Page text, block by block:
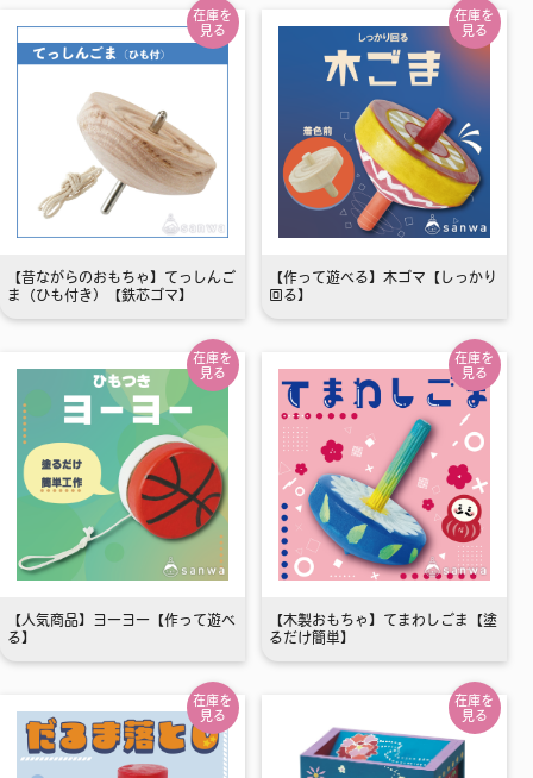
在庫を
見る
【昔ながらのおもちゃ】てっしんご
ま（ひも付き）【鉄芯ゴマ】
在庫を
見る
【作って遊べる】木ゴマ【しっかり
回る】
在庫を
見る
【人気商品】ヨーヨー【作って遊べ
る】
在庫を
見る
【木製おもちゃ】てまわしごま【塗
るだけ簡単】
在庫を
見る
在庫を
見る